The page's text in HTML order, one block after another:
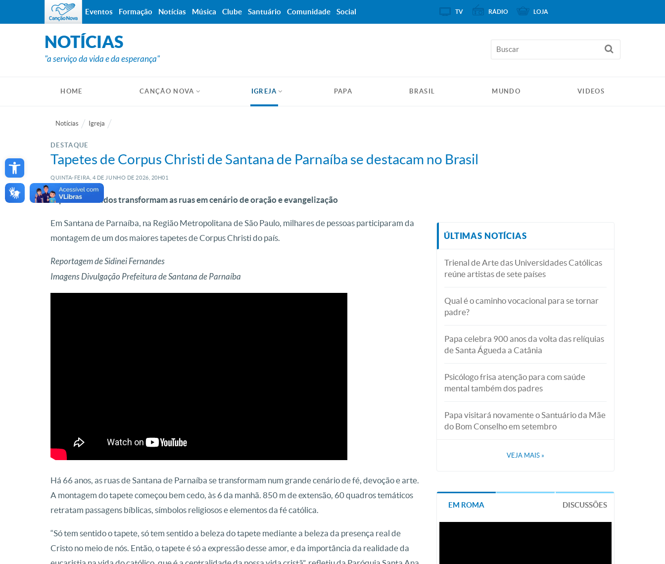
Open toolbar
NOTÍCIAS
"a serviço da vida e da esperança"
HOME CANÇÃO NOVA IGREJA PAPA BRASIL MUNDO VIDEOS
Notícias Igreja
DESTAQUE
Tapetes de Corpus Christi de Santana de Parnaíba se destacam no Brasil
QUINTA-FEIRA, 4 DE JUNHO DE 2026, 20H01
Tapetes coloridos transformam as ruas em cenário de oração e evangelização
Em Santana de Parnaíba, na Região Metropolitana de São Paulo, milhares de pessoas participaram da
montagem de um dos maiores tapetes de Corpus Christi do país.
Reportagem de Sidinei Fernandes
Imagens Divulgação Prefeitura de Santana de Parnaíba
Há 66 anos, as ruas de Santana de Parnaíba se transformam num grande cenário de fé, devoção e arte.
A montagem do tapete começou bem cedo, às 6 da manhã. 850 m de extensão, 60 quadros temáticos
retratam passagens bíblicas, símbolos religiosos e elementos da fé católica.
“Só tem sentido o tapete, só tem sentido a beleza do tapete mediante a beleza da presença real de
Cristo no meio de nós. Então, o tapete é só a expressão desse amor, e da importância da realidade da
ÚLTIMAS NOTÍCIAS
Trienal de Arte das Universidades Católicas
reúne artistas de sete países
Qual é o caminho vocacional para se tornar
padre?
Papa celebra 900 anos da volta das relíquias
de Santa Águeda a Catânia
Psicólogo frisa atenção para com saúde
mental também dos padres
Papa visitará novamente o Santuário da Mãe
do Bom Conselho em setembro
VEJA MAIS »
EM ROMA DISCUSSÕES
Eventos Formação Notícias Música Clube Santuário Comunidade Social TV RÁDIO LOJA